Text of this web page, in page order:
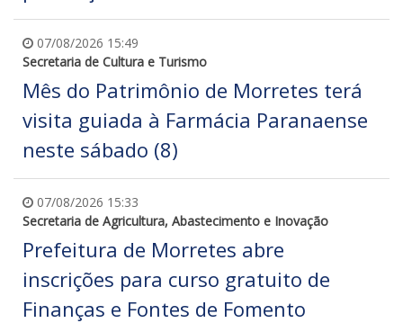
07/08/2026 15:49
Secretaria de Cultura e Turismo
Mês do Patrimônio de Morretes terá
visita guiada à Farmácia Paranaense
neste sábado (8)
07/08/2026 15:33
Secretaria de Agricultura, Abastecimento e Inovação
Prefeitura de Morretes abre
inscrições para curso gratuito de
Finanças e Fontes de Fomento